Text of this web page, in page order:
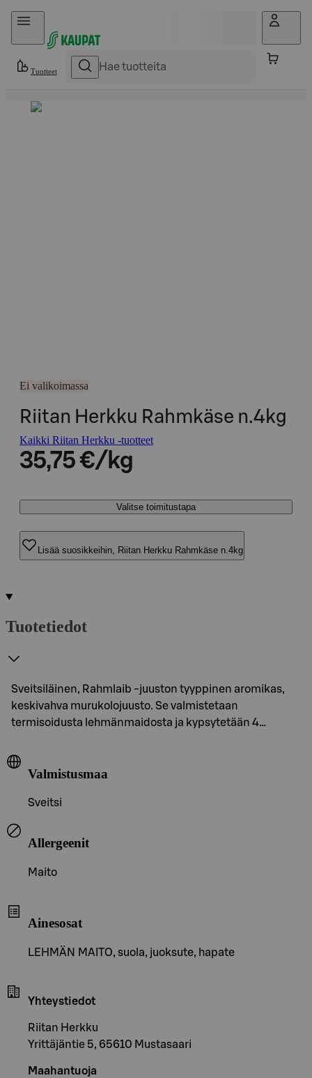
Hyppää sisältöön
Tuotteet
Ei valikoimassa
Riitan Herkku Rahmkäse n.4kg
Kaikki Riitan Herkku -tuotteet
35,75 €/kg
Valitse toimitustapa
Lisää suosikkeihin, Riitan Herkku Rahmkäse n.4kg
Tuotetiedot
Sveitsiläinen, Rahmlaib -juuston tyyppinen aromikas,
keskivahva murukolojuusto. Se valmistetaan
termisoidusta lehmänmaidosta ja kypsytetään 4…
Valmistusmaa
Sveitsi
Allergeenit
Maito
Ainesosat
LEHMÄN MAITO, suola, juoksute, hapate
Yhteystiedot
Riitan Herkku
Yrittäjäntie 5, 65610 Mustasaari
Maahantuoja